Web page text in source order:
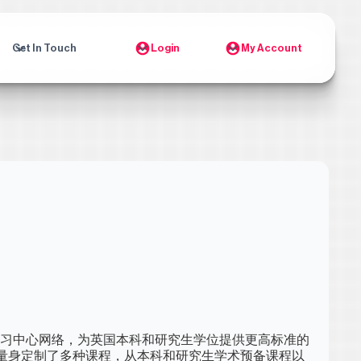
Get In Touch Login My Account
中心网络，为英国本科和研究生学位提供更高标准的
身定制了多种课程，从本科和研究生学术预备课程以